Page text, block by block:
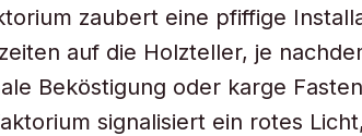
zaubert eine pfiffige
auf die Holzteller, je
Beköstigung oder karge
signalisiert ein rotes